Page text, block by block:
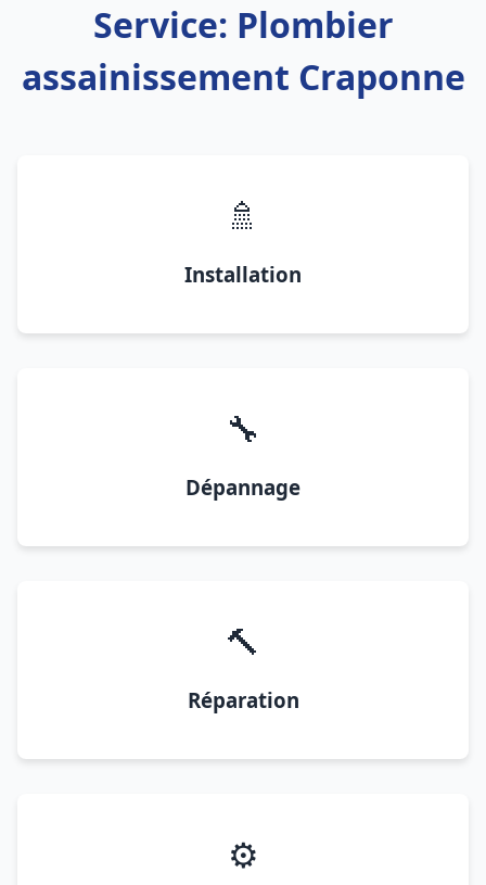
Service: Plombier
assainissement Craponne
🚿
Installation
🔧
Dépannage
🔨
Réparation
⚙️